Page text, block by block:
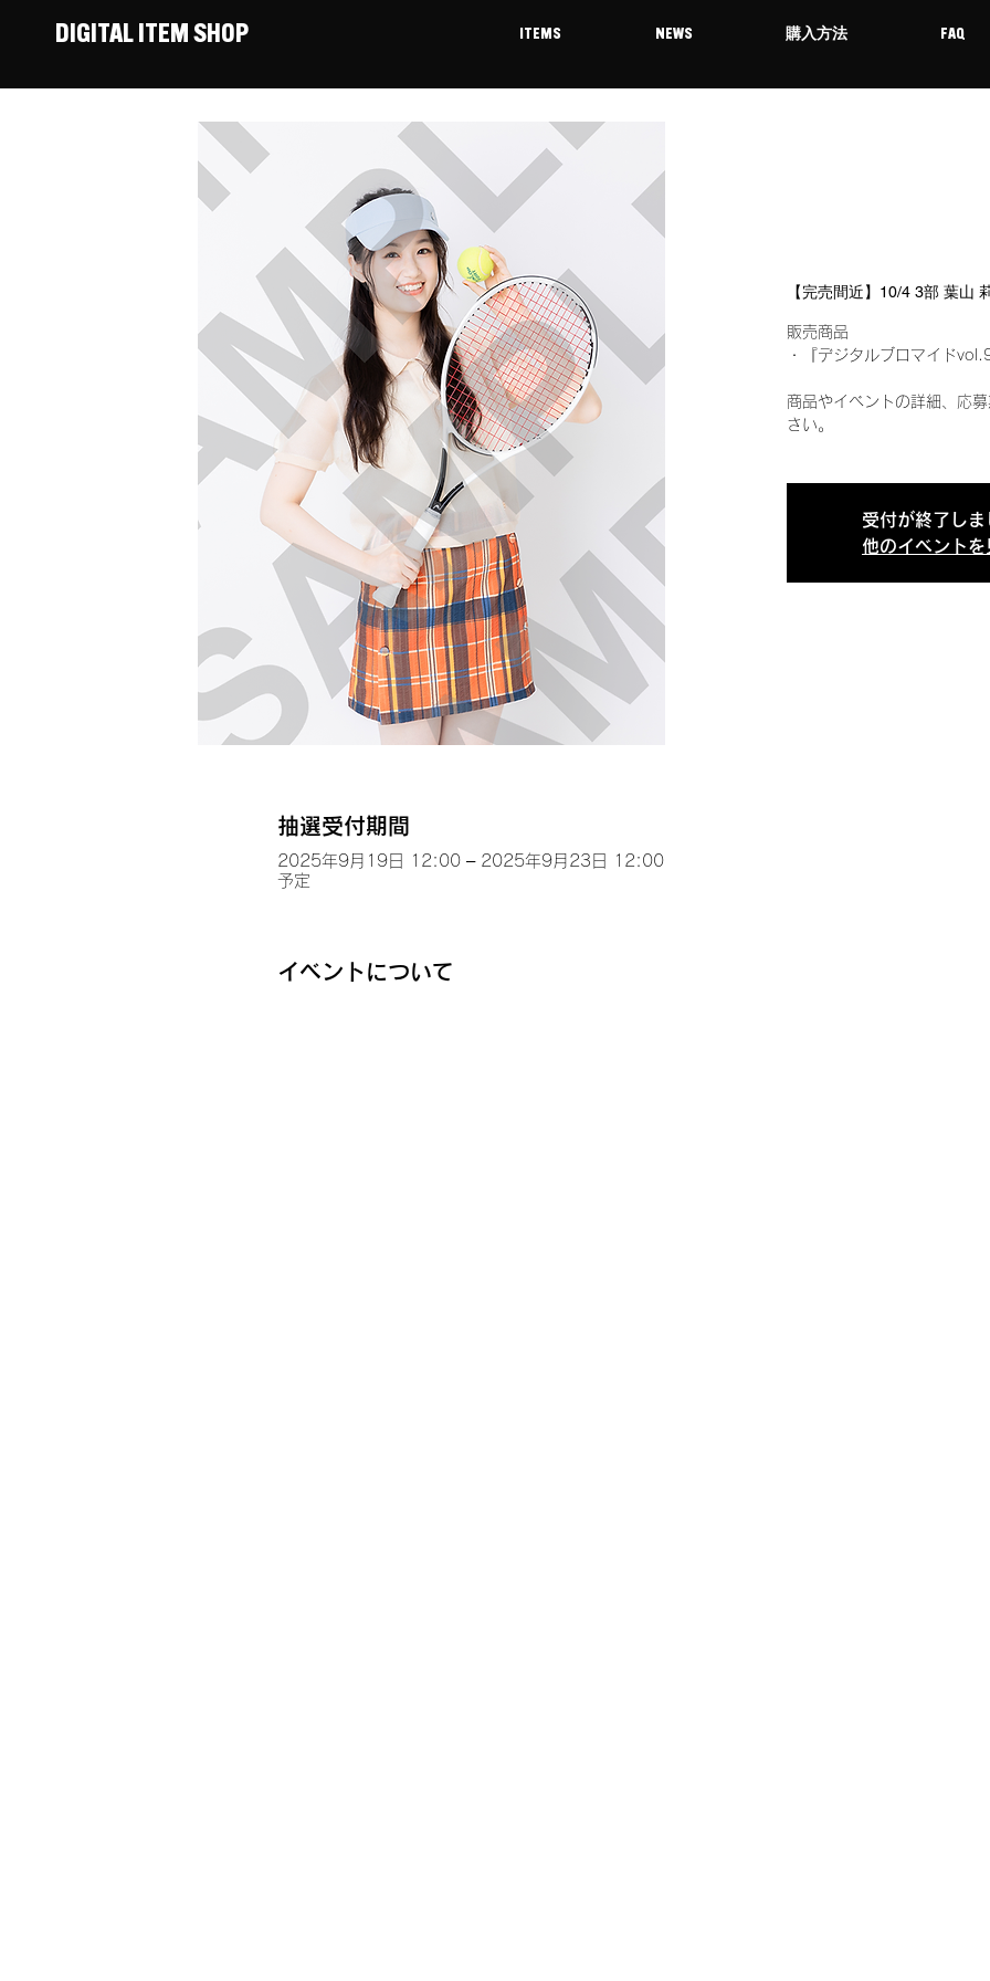
DIGITAL ITEM SHOP ITEMS NEWS 購入方法 FAQ
【完売間近】10/4 3部 葉山
販売商品
・『デジタルブロマイド
商品やイベントの詳細、応
さい。
受付が終了しま
他のイベントを
抽選受付期間
2025年9月19日 12:00 – 2025年9月23日 12:00
予定
イベントについて